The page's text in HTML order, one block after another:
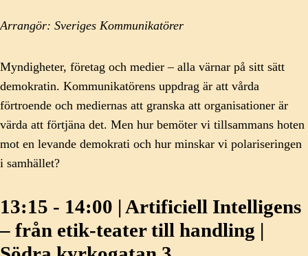
Arrangör: Sveriges Kommunikatörer
Myndigheter, företag och medier – alla värnar på sitt sätt
demokratin. Kommunikatörens uppdrag är att vårda
förtroende och mediernas att granska att organisationer är
värda att förtjäna det. Men hur bemöter vi tillsammans hoten
mot en levande demokrati och hur minskar vi polariseringen
i samhället?
13:15 - 14:00 | Artificiell Intelligens
– från etik-teater till handling |